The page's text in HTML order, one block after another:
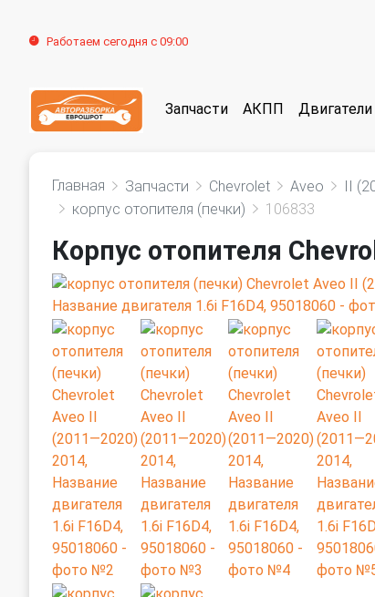
Работаем сегодня с 09:00
Запчасти АКПП Двигатели
Главная Запчасти Chevrolet Aveo
II
корпус отопителя (печки)
106833
Корпус отопителя